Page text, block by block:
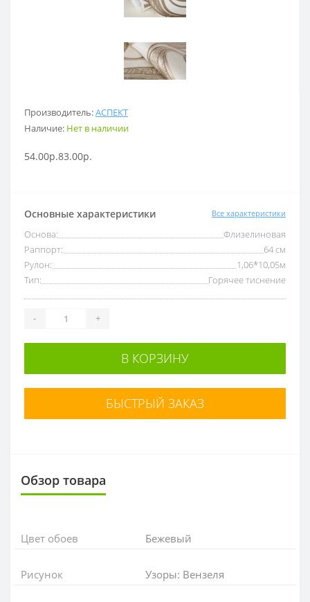
Производитель:АСПЕКТ
Наличие: Нет в наличии
54.00р.83.00р.
Основные характеристики Все характеристики
Основа:
Флизелиновая
Раппорт:
64 см
Рулон:
1,06*10,05м
Тип:
Горячее тиснение
- +
В КОРЗИНУ
БЫСТРЫЙ ЗАКАЗ
Обзор товара
Цвет обоев Бежевый
Рисунок Узоры: Вензеля